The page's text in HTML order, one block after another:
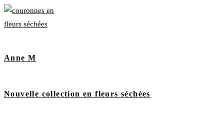
Anne M
Nouvelle collection en fleurs séchées